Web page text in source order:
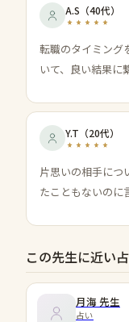
A.S （40代）
転職のタイミング
いて、良い結果に
Y.T （20代）
片思いの相手につ
たこともないのに
この先生に近い
月海 先生
占い